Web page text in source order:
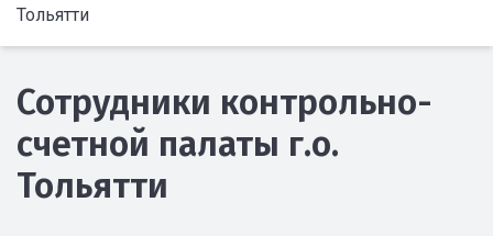
Тольятти
Сотрудники контрольно-
счетной палаты г.о.
Тольятти